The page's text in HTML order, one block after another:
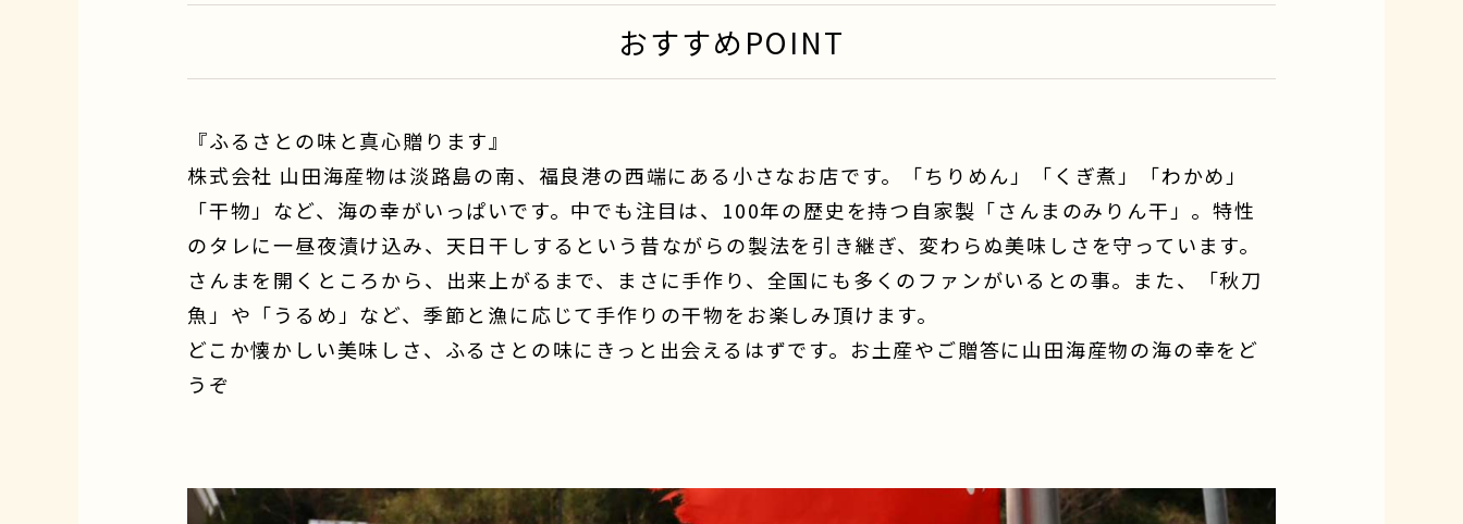
おすすめPOINT
『ふるさとの味と真心贈ります』
株式会社 山田海産物は淡路島の南、福良港の西端にある小さなお店です。「ちりめん」「くぎ煮」「わかめ」
「干物」など、海の幸がいっぱいです。中でも注目は、100年の歴史を持つ自家製「さんまのみりん干」。特性
のタレに一昼夜漬け込み、天日干しするという昔ながらの製法を引き継ぎ、変わらぬ美味しさを守っています。
さんまを開くところから、出来上がるまで、まさに手作り、全国にも多くのファンがいるとの事。また、「秋刀
魚」や「うるめ」など、季節と漁に応じて手作りの干物をお楽しみ頂けます。
どこか懐かしい美味しさ、ふるさとの味にきっと出会えるはずです。お土産やご贈答に山田海産物の海の幸をど
うぞ